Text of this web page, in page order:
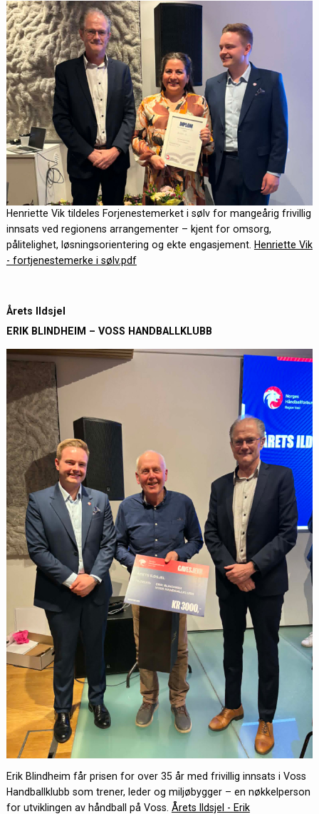
Henriette Vik tildeles Forjenestemerket i sølv for mangeårig frivillig
innsats ved regionens arrangementer – kjent for omsorg,
pålitelighet, løsningsorientering og ekte engasjement. Henriette Vik
- fortjenestemerke i sølv.pdf
Årets Ildsjel
ERIK BLINDHEIM – VOSS HANDBALLKLUBB
Erik Blindheim får prisen for over 35 år med frivillig innsats i Voss
Handballklubb som trener, leder og miljøbygger – en nøkkelperson
for utviklingen av håndball på Voss. Årets Ildsjel - Erik